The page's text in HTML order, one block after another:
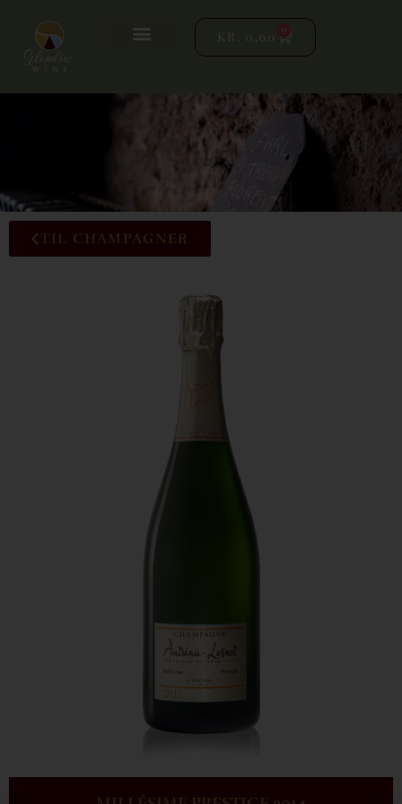
KR. 0,00 0
TIL CHAMPAGNER